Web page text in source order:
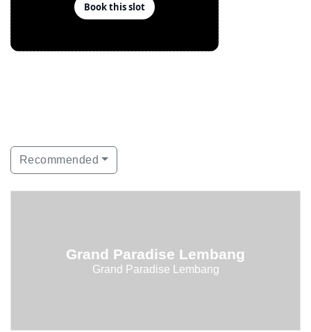
Recommended
Grand Paradise Lembang
Grand Paradise Lembang